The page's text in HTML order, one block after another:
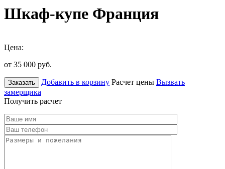
Шкаф-купе Франция
Цена:
от 35 000 руб.
Заказать Добавить в корзину Расчет цены Вызвать
замерщика
Получить расчет